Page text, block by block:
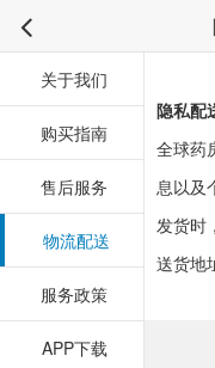
关于我们
购买指南
售后服务
物流配送
服务政策
APP下载
隐私配
全球药
息以及
发货时
送货地